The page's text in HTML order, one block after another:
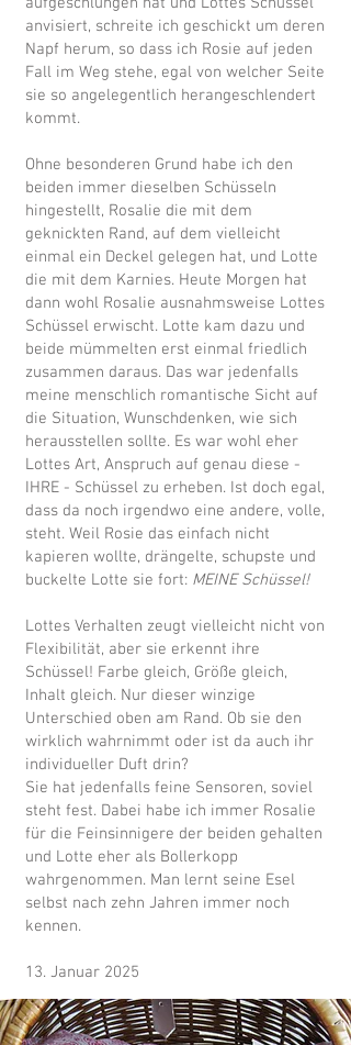
anvisiert, schreite ich geschickt um deren
Napf herum, so dass ich Rosie auf jeden
Fall im Weg stehe, egal von welcher Seite
sie so angelegentlich herangeschlendert
kommt.
Ohne besonderen Grund habe ich den
beiden immer dieselben Schüsseln
hingestellt, Rosalie die mit dem
geknickten Rand, auf dem vielleicht
einmal ein Deckel gelegen hat, und Lotte
die mit dem Karnies. Heute Morgen hat
dann wohl Rosalie ausnahmsweise Lottes
Schüssel erwischt. Lotte kam dazu und
beide mümmelten erst einmal friedlich
zusammen daraus. Das war jedenfalls
meine menschlich romantische Sicht auf
die Situation, Wunschdenken, wie sich
herausstellen sollte. Es war wohl eher
Lottes Art, Anspruch auf genau diese -
IHRE - Schüssel zu erheben. Ist doch egal,
dass da noch irgendwo eine andere, volle,
steht. Weil Rosie das einfach nicht
kapieren wollte, drängelte, schupste und
buckelte Lotte sie fort: MEINE Schüssel!
Lottes Verhalten zeugt vielleicht nicht von
Flexibilität, aber sie erkennt ihre
Schüssel! Farbe gleich, Größe gleich,
Inhalt gleich. Nur dieser winzige
Unterschied oben am Rand. Ob sie den
wirklich wahrnimmt oder ist da auch ihr
individueller Duft drin?
Sie hat jedenfalls feine Sensoren, soviel
steht fest. Dabei habe ich immer Rosalie
für die Feinsinnigere der beiden gehalten
und Lotte eher als Bollerkopp
wahrgenommen. Man lernt seine Esel
selbst nach zehn Jahren immer noch
kennen.
13. Januar 2025